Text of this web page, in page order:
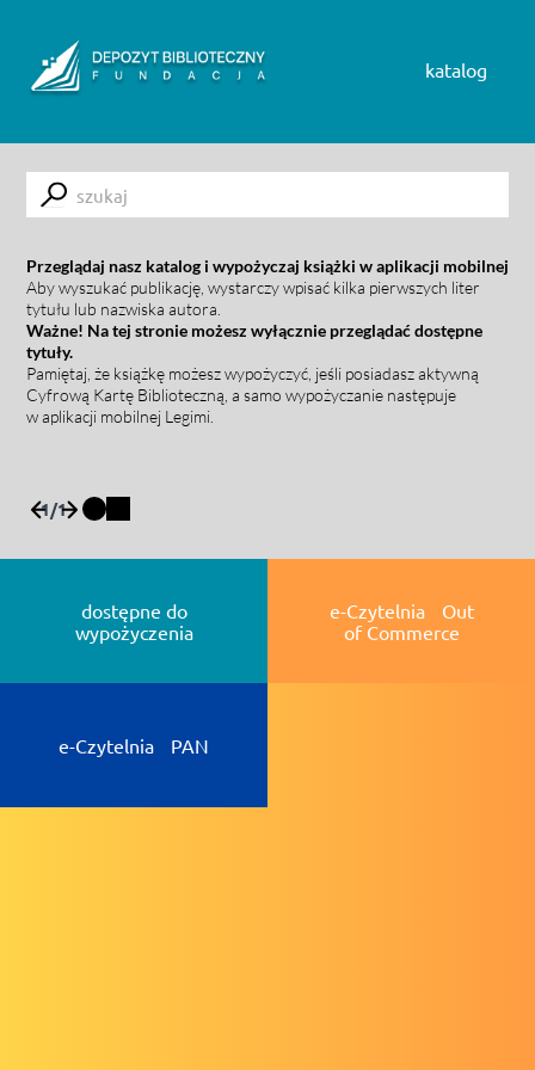
katalog
Submit
Przeglądaj nasz katalog i wypożyczaj książki w aplikacji mobilnej
Aby wyszukać publikację, wystarczy wpisać kilka pierwszych liter
tytułu lub nazwiska autora.
Ważne! Na tej stronie możesz wyłącznie przeglądać dostępne
tytuły.
Pamiętaj, że książkę możesz wypożyczyć, jeśli posiadasz aktywną
Cyfrową Kartę Biblioteczną, a samo wypożyczanie następuje
w aplikacji mobilnej Legimi.
1/1
dostępne do
wypożyczenia
e-Czytelnia Out
of Commerce
e-Czytelnia PAN